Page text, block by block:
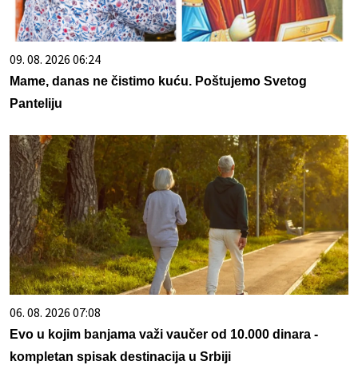
09. 08. 2026 06:24
Mame, danas ne čistimo kuću. Poštujemo Svetog
Panteliju
06. 08. 2026 07:08
Evo u kojim banjama važi vaučer od 10.000 dinara -
kompletan spisak destinacija u Srbiji